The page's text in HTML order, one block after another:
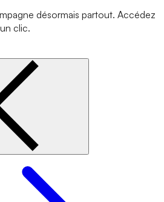
désormais partout. Accédez
clic.